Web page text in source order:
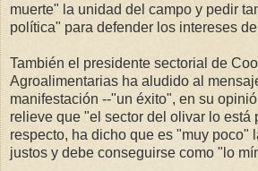
muerte" la unidad del campo y pedir
política" para defender los intereses
También el presidente sectorial de
Agroalimentarias ha aludido al
manifestación --"un éxito", en su
relieve que "el sector del olivar lo está
respecto, ha dicho que es "muy poco"
justos y debe conseguirse como "lo